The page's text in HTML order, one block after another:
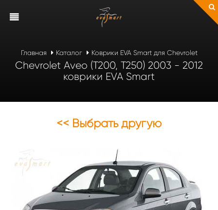
Главная Каталог Коврики EVA Smart для Chevrolet
Chevrolet Aveo (T200, T250) 2003 - 2012
коврики EVA Smart
<< Выбрать другую